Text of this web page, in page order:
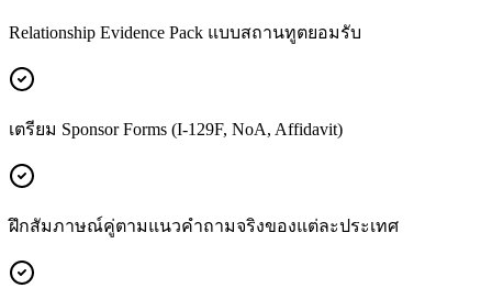
Relationship Evidence Pack แบบสถานทูตยอมรับ
เตรียม Sponsor Forms (I-129F, NoA, Affidavit)
ฝึกสัมภาษณ์คู่ตามแนวคำถามจริงของแต่ละประเทศ